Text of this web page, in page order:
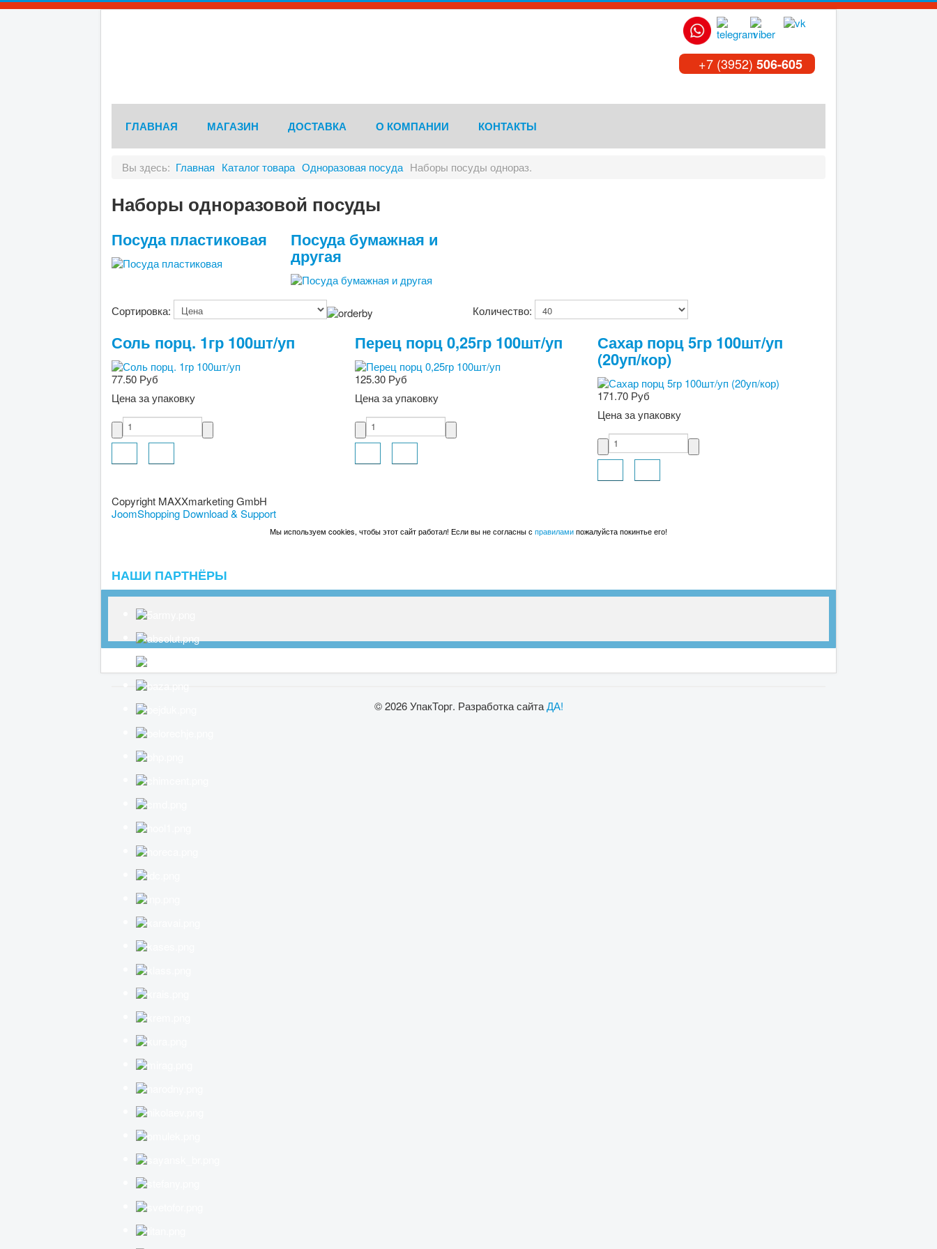
+7 (3952) 506-605
ГЛАВНАЯ МАГАЗИН ДОСТАВКА О КОМПАНИИ КОНТАКТЫ
Вы здесь: Главная Каталог товара Одноразовая посуда Наборы посуды однораз.
Наборы одноразовой посуды
Посуда пластиковая Посуда бумажная и
другая
Сортировка: Количество:
Соль порц. 1гр 100шт/уп
77.50 Руб
Цена за упаковку
Перец порц 0,25гр 100шт/уп
125.30 Руб
Цена за упаковку
Сахар порц 5гр 100шт/уп
(20уп/кор)
171.70 Руб
Цена за упаковку
Copyright MAXXmarketing GmbH
JoomShopping Download & Support
Мы используем cookies, чтобы этот сайт работал! Если вы не согласны с правиламипожалуйста покинтье его!
НАШИ ПАРТНЁРЫ
© 2026 УпакТорг. Разработка сайтаДА!